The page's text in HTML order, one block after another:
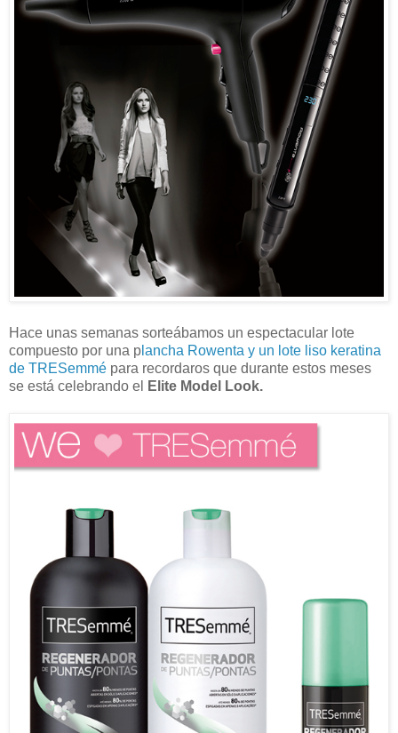
Hace unas semanas sorteábamos un espectacular lote
compuesto por una p lancha Rowenta y un lote liso keratina
de TRESemmé para recordaros que durante estos meses
se está celebrando el
Elite Model Look.